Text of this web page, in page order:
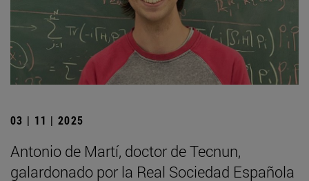
03 | 11 | 2025
Antonio de Martí, doctor de Tecnun,
galardonado por la Real Sociedad Española